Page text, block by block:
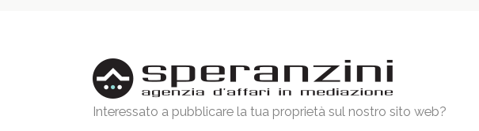
Interessato a pubblicare la tua proprietà sul nostro sito web?